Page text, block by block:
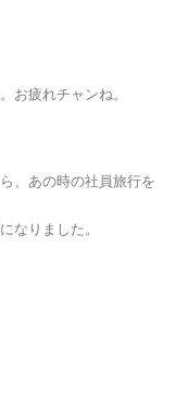
お疲れチャンね。
、あの時の社員旅行を
なりました。